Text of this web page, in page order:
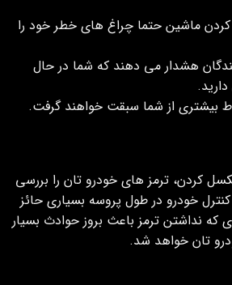
ماشین حتما چراغ های خطر خود را
هشدار می دهند که شما در حال
بیشتری از شما سبقت خواهند گرفت.
کردن، ترمز های خودرو تان را بررسی
خودرو در طول پروسه بسیاری حائز
نداشتن ترمز باعث بروز حوادث بسیار
تان خواهد شد.